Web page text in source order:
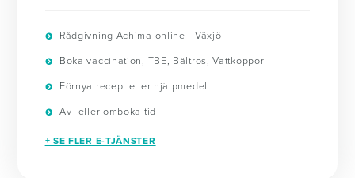
Rådgivning Achima online - Växjö
Boka vaccination, TBE, Bältros, Vattkoppor
Förnya recept eller hjälpmedel
Av- eller omboka tid
+ SE FLER E-TJÄNSTER